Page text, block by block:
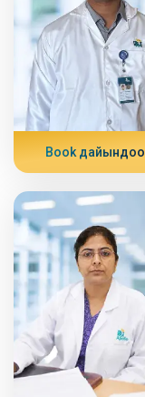
Book дайындоо